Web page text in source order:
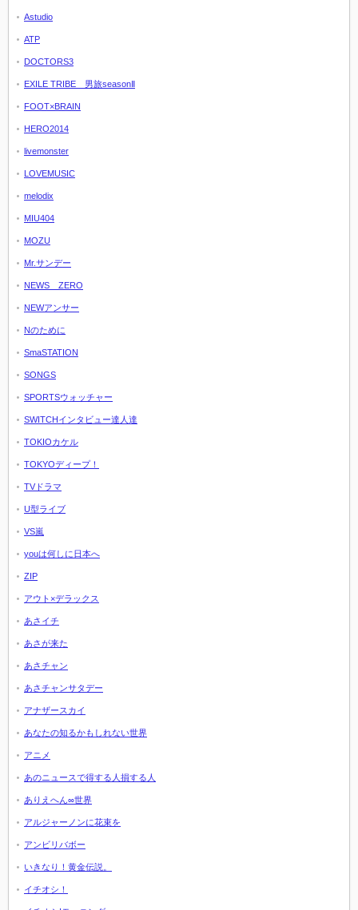
Astudio
ATP
DOCTORS3
EXILE TRIBE 男旅seasonⅡ
FOOT×BRAIN
HERO2014
livemonster
LOVEMUSIC
melodix
MIU404
MOZU
Mr.サンデー
NEWS ZERO
NEWアンサー
Nのために
SmaSTATION
SONGS
SPORTSウォッチャー
SWITCHインタビュー達人達
TOKIOカケル
TOKYOディープ！
TVドラマ
U型ライブ
VS嵐
youは何しに日本へ
ZIP
アウト×デラックス
あさイチ
あさが来た
あさチャン
あさチャンサタデー
アナザースカイ
あなたの知るかもしれない世界
アニメ
あのニュースで得する人損する人
ありえへん∞世界
アルジャーノンに花束を
アンビリバボー
いきなり！黄金伝説。
イチオシ！